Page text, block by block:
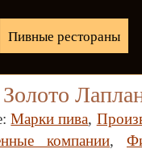
Пивные рестораны
Марки пива,
компании,